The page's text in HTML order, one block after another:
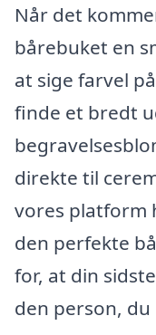
Når det
bårebuket en
at sige farvel
finde et bredt
direkte til
vores platform
den perfekte
for, at din
den person, du